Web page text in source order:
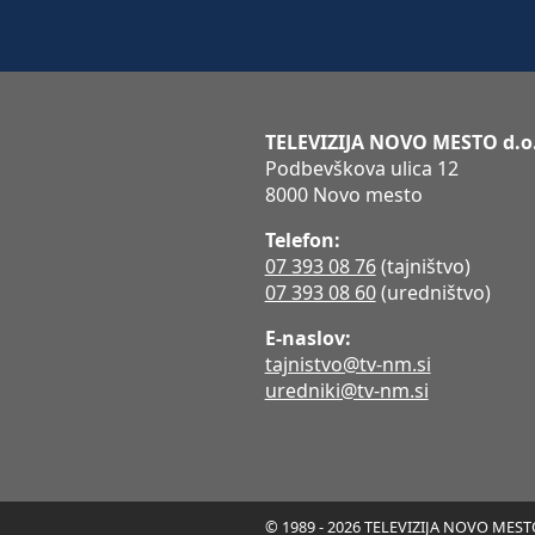
TELEVIZIJA NOVO MESTO
Podbevškova ulica 12
8000 Novo mesto
Telefon:
07 393 08 76(tajništvo)
07 393 08 60(uredništvo)
E-naslov:
tajnistvo@tv-nm.si
uredniki@tv-nm.si
© 1989 - 2026 TELEVIZIJA NOVO